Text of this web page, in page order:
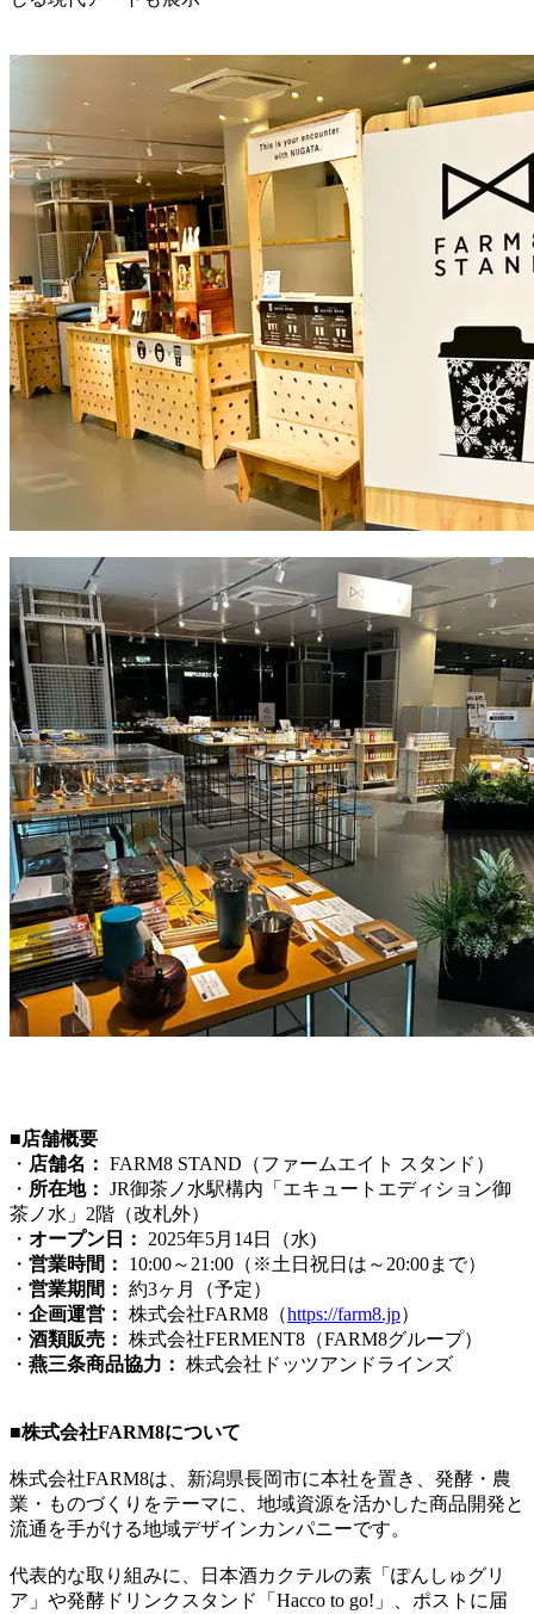
■店舗概要
・ 店舗名： FARM8 STAND（ファームエイト スタンド）
・ 所在地： JR御茶ノ水駅構内「エキュートエディション御
茶ノ水」2階（改札外）
・ オープン日：
2025年5月14日（水)
・ 営業時間：
10:00～21:00（※土日祝日は～20:00まで）
・ 営業期間： 約3ヶ月（予定）
・ 企画運営： 株式会社FARM8（https://farm8.jp）
・ 酒類販売： 株式会社FERMENT8（FARM8グループ）
・ 燕三条商品協力： 株式会社ドッツアンドラインズ
■株式会社FARM8について
株式会社FARM8は、新潟県長岡市に本社を置き、発酵・農
業・ものづくりをテーマに、地域資源を活かした商品開発と
流通を手がける地域デザインカンパニーです。
代表的な取り組みに、日本酒カクテルの素「ぽんしゅグリ
ア」や発酵ドリンクスタンド「Hacco to go!」、ポストに届